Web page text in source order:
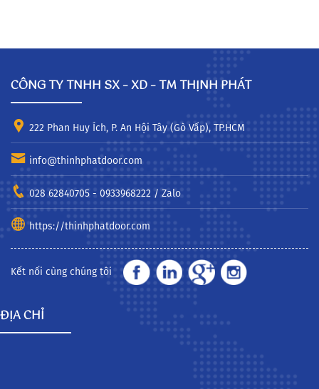
CÔNG TY TNHH SX – XD – TM THỊNH PHÁT
222 Phan Huy Ích, P. An Hội Tây (Gò Vấp), TP.HCM
info@thinhphatdoor.com
028 62840705 - 0933968222 / Zalo
https://thinhphatdoor.com
Kết nối cùng chúng tôi
ĐỊA CHỈ